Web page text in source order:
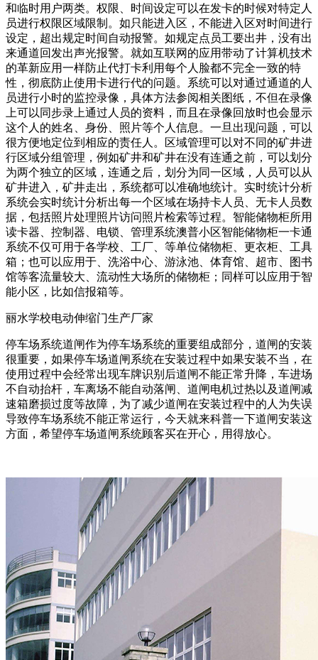
和临时用户两类。权限、时间设定可以在发卡的时候对特定人
员进行权限区域限制。如只能进入区，不能进入区对时间进行
设定，超出规定时间自动报警。如规定点员工要出井，没有出
来通道回发出声光报警。就如互联网的应用带动了计算机技术
的革新应用一样防止代打卡利用每个人脸都不完全一致的特
性，彻底防止使用卡进行代的问题。系统可以对通过通道的人
员进行小时的监控录像，具体方法参阅相关图纸，不但在录像
上可以同步录上通过人员的资料，而且在录像回放时也会显示
这个人的姓名、身份、照片等个人信息。一旦出现问题，可以
很方便地定位到相应的责任人。区域管理可以对不同的矿井进
行区域分组管理，例如矿井和矿井在没有连通之前，可以划分
为两个独立的区域，连通之后，划分为同一区域，人员可以从
矿井进入，矿井走出，系统都可以准确地统计。实时统计分析
系统会实时统计分析出每一个区域在场持卡人员、无卡人员数
据，包括照片处理照片访问照片检索等过程。智能储物柜所用
读卡器、控制器、电锁、管理系统澳普小区智能储物柜一卡通
系统不仅可用于各学校、工厂、等单位储物柜、更衣柜、工具
箱；也可以应用于、洗浴中心、游泳池、体育馆、超市、图书
馆等客流量较大、流动性大场所的储物柜；同样可以应用于智
能小区，比如信报箱等。
丽水学校电动伸缩门生产厂家
停车场系统道闸作为停车场系统的重要组成部分，道闸的安装
很重要，如果停车场道闸系统在安装过程中如果安装不当，在
使用过程中会经常出现车牌识别后道闸不能正常升降，车进场
不自动抬杆，车离场不能自动落闸、道闸电机过热以及道闸减
速箱磨损过度等故障，为了减少道闸在安装过程中的人为失误
导致停车场系统不能正常运行，今天就来科普一下道闸安装这
方面，希望停车场道闸系统顾客买在开心，用得放心。